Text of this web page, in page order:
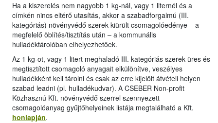
Ha a kiszerelés nem nagyobb 1 kg-nál, vagy 1 liternél és a
címkén nincs eltérő utasítás, akkor a szabadforgalmú (III.
kategóriás) növényvédő szerek kiürült csomagolóedénye – a
megfelelő öblítés/tisztítás után – a kommunális
hulladéktárolóban elhelyezhetőek.
Az 1 kg-ot, vagy 1 litert meghaladó III. kategóriás szerek üres és
megtisztított csomagoló anyagait elkülönítve, veszélyes
hulladékként kell tárolni és csak az erre kijelölt átvételi helyen
szabad leadni (pl. hulladékudvar). A CSEBER Non-profit
Közhasznú Kft. növényvédő szerrel szennyezett
csomagolóanyag gyűjtőhelyeinek listája megtalálható a Kft.
honlapján.